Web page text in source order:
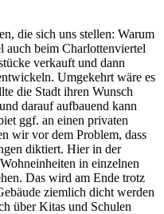
die sich uns stellen: Warum
auch beim Charlottenviertel
verkauft und dann
Umgekehrt wäre es
die Stadt ihren Wunsch
darauf aufbauend kann
ggf. an einen privaten
wir vor dem Problem, dass
diktiert. Hier in der
in einzelnen
Das wird am Ende trotz
ziemlich dicht werden
über Kitas und Schulen